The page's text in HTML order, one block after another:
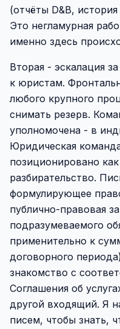
(отчёты D&B,
Это негламурная
именно здесь
Вторая - эскалация
к юристам.
любого крупного
снимать резерв.
уполномочена - в
Юридическая
позиционировано
разбирательство.
формулирующее
публично-правовая
подразумеваемого
применительно к
договорного
знакомство с
Соглашения об
другой входящий. Я
писем, чтобы знать,